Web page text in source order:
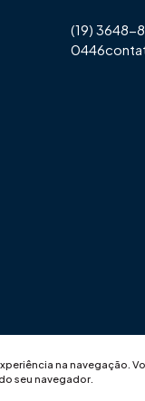
na navegação.
seu navegador.
(19) 3648-
0446